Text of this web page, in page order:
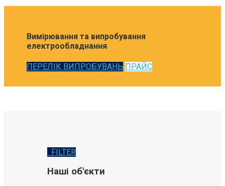
Вимірювання та випробування
електрообладнання
ПЕРЕЛІК ВИПРОБУВАНЬ ПРАЙС
FILTER
Наші об'єкти